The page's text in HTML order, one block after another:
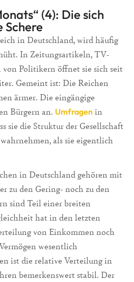
(4): Die sich
Schere
in Deutschland, wird häufig
In Zeitungsartikeln, TV-
von Politikern öffnet sie sich seit
Gemeint ist: Die Reichen
ärmer. Die eingängige
Bürgern an. Umfragen in
sie die Struktur der Gesellschaft
als sie eigentlich
in Deutschland gehören mit
zu den Gering- noch zu den
sind Teil einer breiten
hat in den letzten
von Einkommen noch
wesentlich
ist die relative Verteilung in
bemerkenswert stabil. Der